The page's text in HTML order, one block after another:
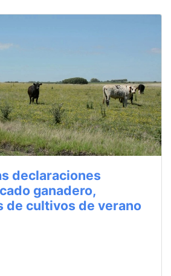
declaraciones
ganadero,
de cultivos de verano